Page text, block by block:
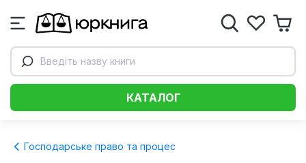
Введіть назву книги
КАТАЛОГ
Господарське право та процес